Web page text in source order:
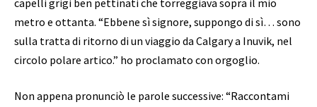
metro e ottanta. “Ebbene sì signore, suppongo di sì… sono
sulla tratta di ritorno di un viaggio da Calgary a Inuvik, nel
circolo polare artico.” ho proclamato con orgoglio.
Non appena pronunciò le parole successive: “Raccontami